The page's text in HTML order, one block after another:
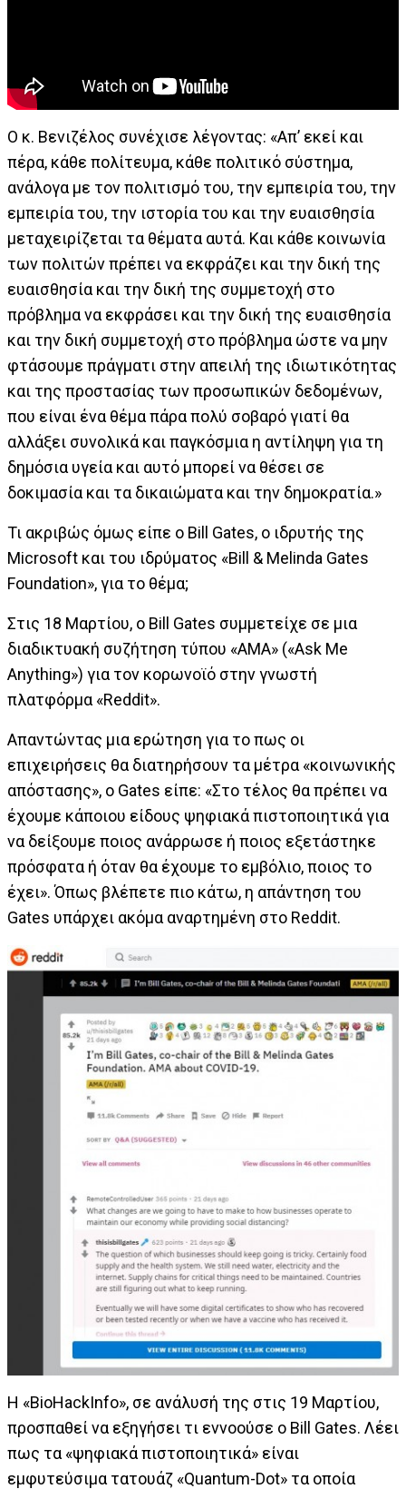
Ο κ. Βενιζέλος συνέχισε λέγοντας: «Απ’ εκεί και
πέρα, κάθε πολίτευμα, κάθε πολιτικό σύστημα,
ανάλογα με τον πολιτισμό του, την εμπειρία του, την
εμπειρία του, την ιστορία του και την ευαισθησία
μεταχειρίζεται τα θέματα αυτά. Και κάθε κοινωνία
των πολιτών πρέπει να εκφράζει και την δική της
ευαισθησία και την δική της συμμετοχή στο
πρόβλημα να εκφράσει και την δική της ευαισθησία
και την δική συμμετοχή στο πρόβλημα ώστε να μην
φτάσουμε πράγματι στην απειλή της ιδιωτικότητας
και της προστασίας των προσωπικών δεδομένων,
που είναι ένα θέμα πάρα πολύ σοβαρό γιατί θα
αλλάξει συνολικά και παγκόσμια η αντίληψη για τη
δημόσια υγεία και αυτό μπορεί να θέσει σε
δοκιμασία και τα δικαιώματα και την δημοκρατία.»
Τι ακριβώς όμως είπε ο Bill Gates, ο ιδρυτής της
Microsoft και του ιδρύματος «Bill & Melinda Gates
Foundation», για το θέμα;
Στις 18 Μαρτίου, ο Bill Gates συμμετείχε σε μια
διαδικτυακή συζήτηση τύπου «AMA» («Ask Me
Anything») για τον κορωνοϊό στην γνωστή
πλατφόρμα «Reddit».
Απαντώντας μια ερώτηση για το πως οι
επιχειρήσεις θα διατηρήσουν τα μέτρα «κοινωνικής
απόστασης», ο Gates είπε: «Στο τέλος θα πρέπει να
έχουμε κάποιου είδους ψηφιακά πιστοποιητικά για
να δείξουμε ποιος ανάρρωσε ή ποιος εξετάστηκε
πρόσφατα ή όταν θα έχουμε το εμβόλιο, ποιος το
έχει». Όπως βλέπετε πιο κάτω, η απάντηση του
Gates υπάρχει ακόμα αναρτημένη στο Reddit.
Η «BioHackInfo», σε ανάλυσή της στις 19 Μαρτίου,
προσπαθεί να εξηγήσει τι εννοούσε ο Bill Gates. Λέει
πως τα «ψηφιακά πιστοποιητικά» είναι
εμφυτεύσιμα τατουάζ «Quantum-Dot» τα οποία